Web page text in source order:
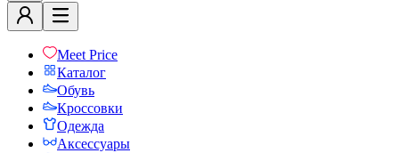
Meet Price
Каталог
Обувь
Кроссовки
Одежда
Аксессуары